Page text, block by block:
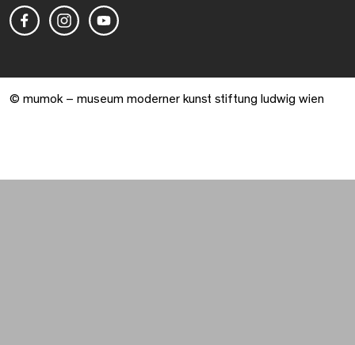
© mumok – museum moderner kunst stiftung ludwig wien